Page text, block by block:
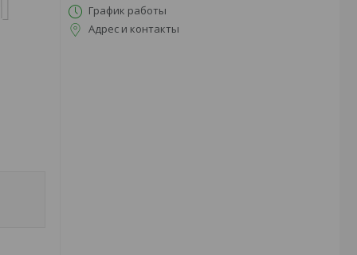
График работы
Адрес и контакты